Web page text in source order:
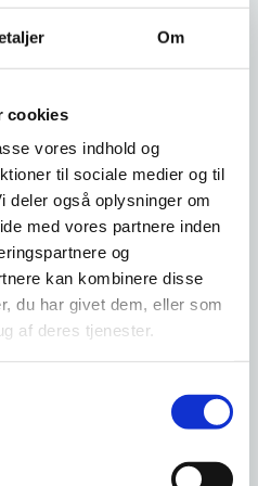
Om
cookies
vores indhold og
til sociale medier og til
deler også oplysninger om
med vores partnere inden
og
kan kombinere disse
du har givet dem, eller som
af deres tjenester.
endelige afslutning.
at de er tilgængelige af
I øvrigt følges
anvisninger for arkivalier.
herunder
dine personoplysninger.